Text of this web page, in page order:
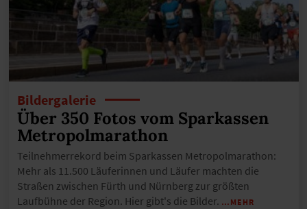
Bildergalerie
Über 350 Fotos vom Sparkassen
Metropolmarathon
Teilnehmerrekord beim Sparkassen Metropolmarathon:
Mehr als 11.500 Läuferinnen und Läufer machten die
Straßen zwischen Fürth und Nürnberg zur größten
Laufbühne der Region. Hier gibt's die Bilder. …MEHR